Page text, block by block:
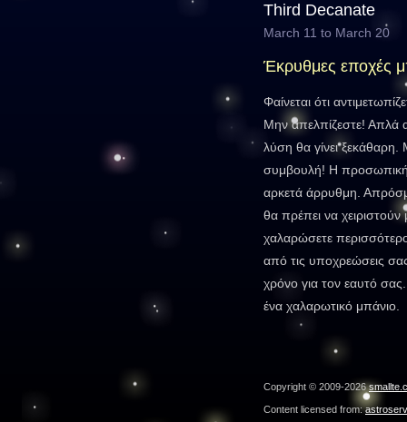
Third Decanate
March 11 to March 20
Έκρυθμες εποχές
Φαίνεται ότι
Μην απελπίζεστε! Απλά
λύση θα γίνει
συμβουλή! Η
αρκετά άρρυθμη.
θα πρέπει να
χαλαρώσετε
από τις υποχρεώσεις
χρόνο για τον εαυτό
ένα χαλαρωτικό μπάνιο.
Copyright © 2009-2026
Content licensed from: